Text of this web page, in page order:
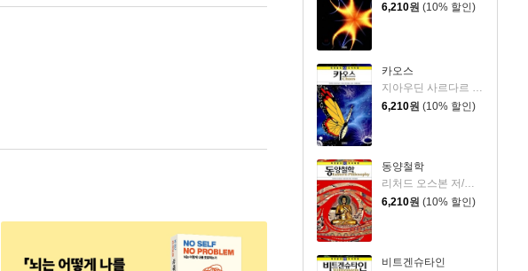
6,210원 (10% 할인)
카오스
지아우딘 사르다르 저/이보나 에이브럼스 그림/이충호 역
6,210원 (10% 할인)
동양철학
리처드 오스본 저/보린 반 룬 그림/류현 역
6,210원 (10% 할인)
비트겐슈타인